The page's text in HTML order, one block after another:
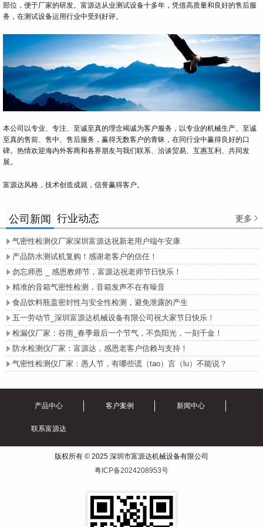
部位，便于厂家的研发。富源达从业测试设备十多年，凭借高质量和良好的售后服
务，在测试设备运用行业中受到好评。
本公司以专业、专注、至诚至真的理念竭诚为客户服务，以专业的机械生产、至诚
至真的售前、售中、售后服务，赢得无数客户的青昧，在同行业中赢得良好的口
碑。热情欢迎海内外客商和各界朋友与我们联系、洽谈贸易、互惠互利、共同发
展。
富源达风格，技术创造成就，信誉赢得客户。
公司新闻 行业动态 更多 
 气密性检测仪厂家深圳富源达祝新老用户端午安康
 产品防水测试机复购！感谢老客户的信任！
 勿忘师恩 _ 感恩教师节，富源达祝老师节日快乐！
 精准的音箱气密性检测，音箱发声不在有噪音
 食品饮料瓶盖密封性与安全性检测，避免泄露的产生
 五一劳动节_深圳富源达机械设备有限公司祝大家节日快乐！
 检漏仪厂家：谷雨_春季最后一个节气，不负阳光，一刻千金！
 防水检测仪厂家：富源达，感恩老客户信赖与支持！
 气密性检测仪厂家：愚人节，有哪些谎（tao）言（lu）不能说？
产品中心 客户案例 新闻中心
联系富源达
版权所有 © 2025 深圳市富源达机械设备有限公司
粤ICP备2024208953号